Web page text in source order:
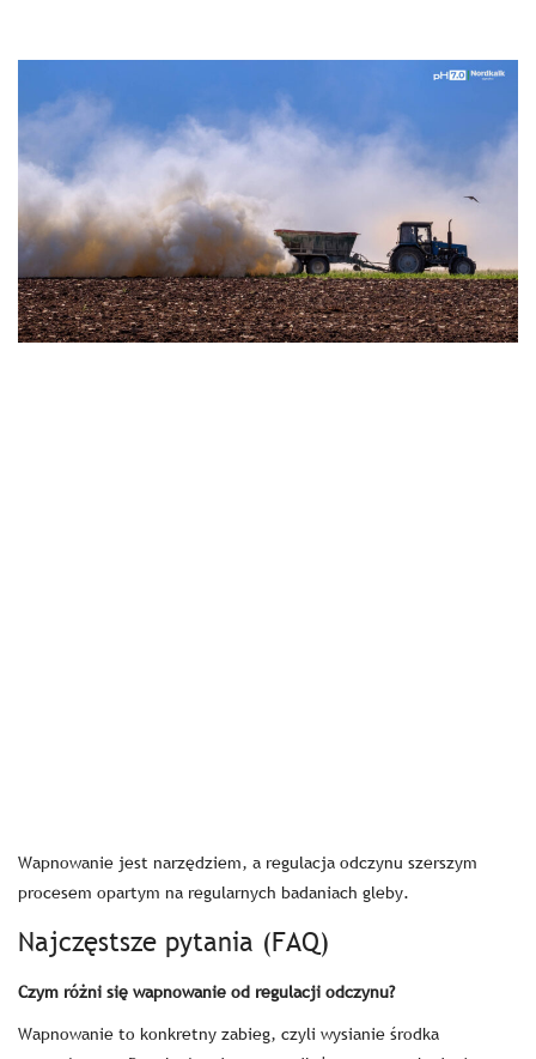
Wapnowanie jest narzędziem, a regulacja odczynu szerszym
procesem opartym na regularnych badaniach gleby.
Najczęstsze pytania (FAQ)
Czym różni się wapnowanie od regulacji odczynu?
Wapnowanie to konkretny zabieg, czyli wysianie środka